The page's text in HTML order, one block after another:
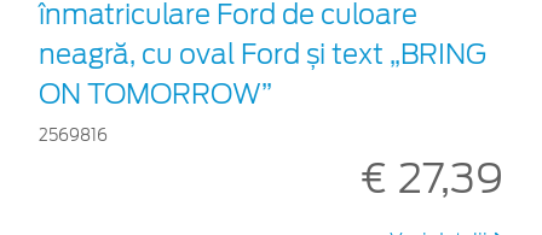
înmatriculare Ford de culoare
neagră, cu oval Ford și text „BRING
ON TOMORROW”
2569816
€ 27,39